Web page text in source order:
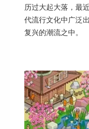
历过大起大落，最
代流行文化中广泛
复兴的潮流之中。